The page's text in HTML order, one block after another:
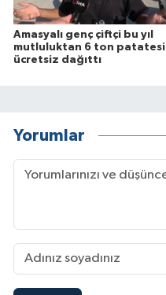
Amasyalı genç çiftçi bu yıl
mutluluktan 6 ton patatesi
ücretsiz dağıttı
Yorumlar